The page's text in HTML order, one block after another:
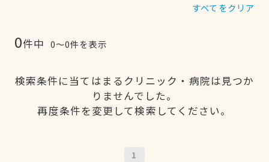
すべてをクリア
0件中 0〜0件を表示
検索条件に当てはまるクリニック・病院は見つか
りませんでした。
再度条件を変更して検索してください。
1